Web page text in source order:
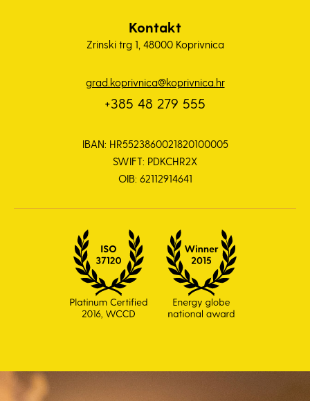
Kontakt
Zrinski trg 1, 48000 Koprivnica
grad.koprivnica@koprivnica.hr
+385 48 279 555
IBAN: HR5523860021820100005
SWIFT: PDKCHR2X
OIB: 62112914641